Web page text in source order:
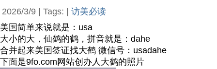
2026/3/9 | Tags: | 访美必读
美国简单来说就是：usa
大小的大，仙鹤的鹤，拼音就是：dahe
合并起来美国签证找大鹤 微信号：usadahe
下面是9fo.com网站创办人大鹤的照片